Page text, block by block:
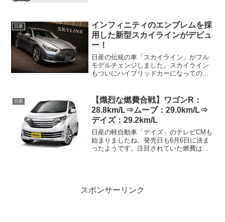
があります、一軒家にお住まいの方な
ら...
日産
インフィニティのエンブレムを採
用した新型スカイラインがデビュ
ー！
日産の伝統の車「スカイライン」がフル
モデルチェンジしました。スカイライン
もついにハイブリッドカーになっての登
ているのが格好良いですよね。今回のス
カイラインは「V37型」...
日産
【熾烈な燃費合戦】ワゴンR：
28.8km/L⇒ムーブ：29.0km/L⇒
デイズ：29.2km/L
日産の軽自動車「デイズ」のテレビCMも
始まりましたね、発売日も6月6日に決ま
ったようです。注目されていた燃費はや
スポンサーリンク